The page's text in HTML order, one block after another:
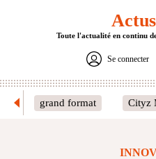
Actus
Toute l'actualité en continu
Se connecter
grand format Cityz